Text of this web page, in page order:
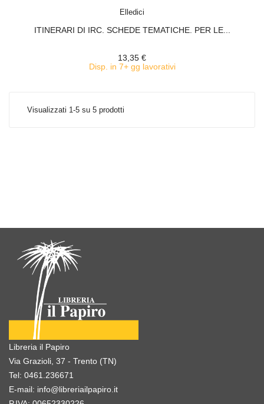
Elledici
ITINERARI DI IRC. SCHEDE TEMATICHE. PER LE...
13,35 €
Disp. in 7+ gg lavorativi
Visualizzati 1-5 su 5 prodotti
Libreria il Papiro
Via Grazioli, 37 - Trento (TN)
Tel: 0461.236671
E-mail: info@libreriailpapiro.it